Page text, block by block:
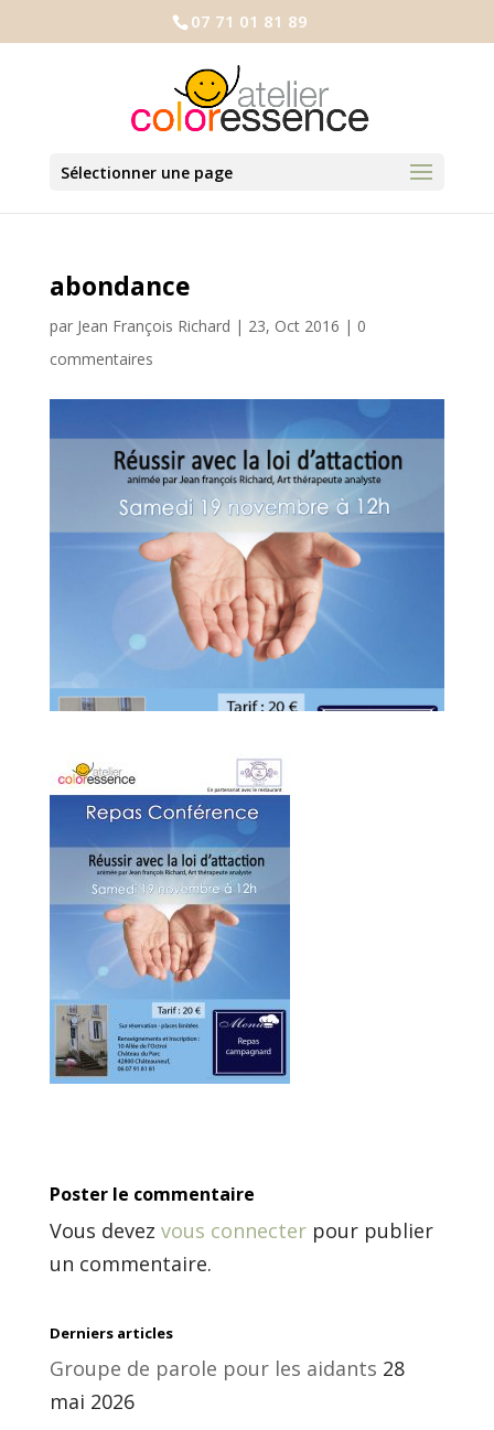
07 71 01 81 89
Sélectionner une page
abondance
par Jean François Richard | 23, Oct 2016 | 0
commentaires
Poster le commentaire
Vous devez vous connecterpour publier
un commentaire.
Derniers articles
Groupe de parole pour les aidants 28
mai 2026